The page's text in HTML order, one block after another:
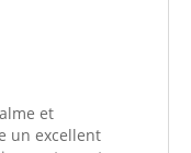
et
un excellent